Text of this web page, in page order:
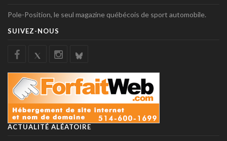
Pole-Position, le seul magazine québécois de sport automobile.
SUIVEZ-NOUS
ACTUALITÉ ALÉATOIRE